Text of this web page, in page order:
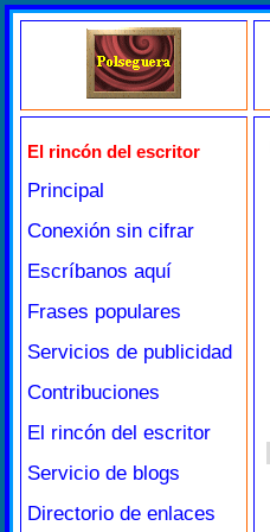
El rincón del escritor
Principal
Conexión sin cifrar
Escríbanos aquí
Frases populares
Servicios de publicidad
Contribuciones
El rincón del escritor
Servicio de blogs
Directorio de enlaces